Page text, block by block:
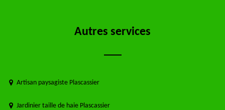
Autres services
Artisan paysagiste Plascassier
Jardinier taille de haie Plascassier